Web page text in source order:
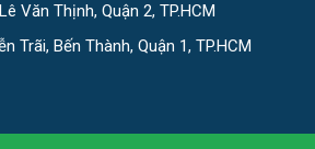
Văn Thịnh, Quận 2, TP.HCM
Trãi, Bến Thành, Quận 1, TP.HCM